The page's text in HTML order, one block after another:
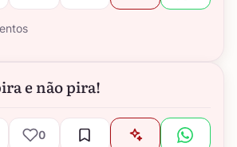
e não pira!
0